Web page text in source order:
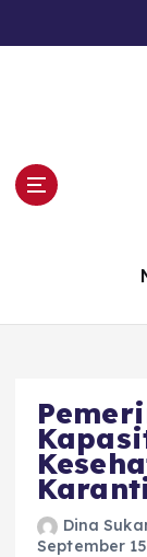
Dina
September